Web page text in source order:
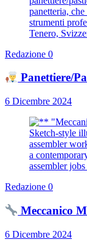
Redazione 0
Panettiere/
6 Dicembre 2024
Redazione 0
Meccanico
6 Dicembre 2024